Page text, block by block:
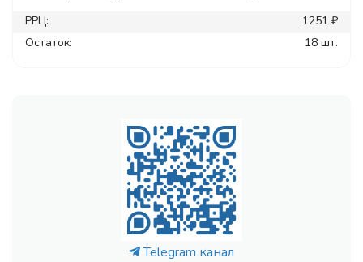
РРЦ:
1251 ₽
Остаток:
18 шт.
Telegram канал